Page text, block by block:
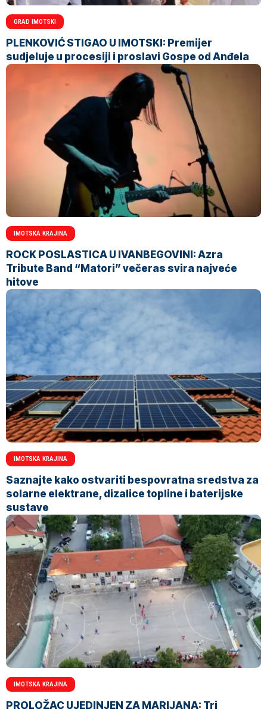
GRAD IMOTSKI
PLENKOVIĆ STIGAO U IMOTSKI: Premijer
sudjeluje u procesiji i proslavi Gospe od Anđela
IMOTSKA KRAJINA
ROCK POSLASTICA U IVANBEGOVINI: Azra
Tribute Band “Matori” večeras svira najveće
hitove
IMOTSKA KRAJINA
Saznajte kako ostvariti bespovratna sredstva za
solarne elektrane, dizalice topline i baterijske
sustave
IMOTSKA KRAJINA
PROLOŽAC UJEDINJEN ZA MARIJANA: Tri